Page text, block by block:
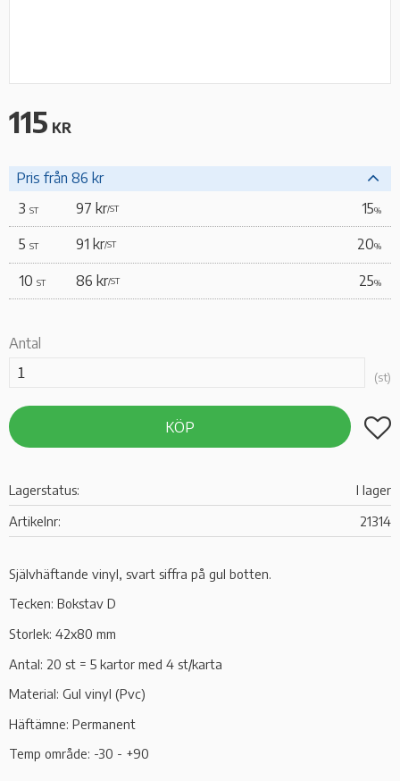
115 KR
Pris från 86 kr
3 ST 97 kr/ST 15%
5 ST 91 kr/ST 20%
10 ST 86 kr/ST 25%
Antal
st
KÖP Lägg
Lagerstatus
I lager
Artikelnr
21314
Självhäftande vinyl, svart siffra på gul botten.
Tecken: Bokstav D
Storlek: 42x80 mm
Antal: 20 st = 5 kartor med 4 st/karta
Material: Gul vinyl (Pvc)
Häftämne: Permanent
Temp område: -30 - +90